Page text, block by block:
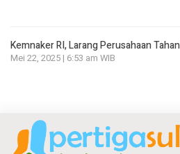
Kemnaker RI, Larang Perusahaan
Mei 22, 2025 | 6:53 am WIB